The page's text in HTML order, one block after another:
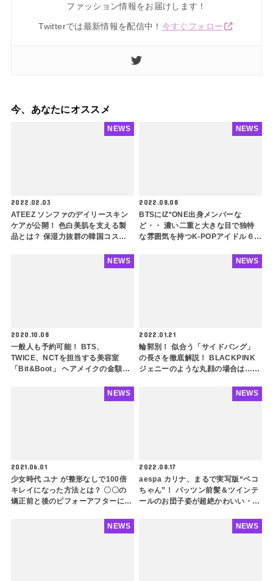
ファッション情報をお届けします！
Twitterでは最新情報を配信中！ 今すぐフォロー
今、あなたにオススメ
2022.02.03
ATEEZ ソンファのデイリースキン
ケアが公開！ 色白美肌を支える製
品とは？ 保湿力抜群の韓国コスメ
NEWS
2022.08.08
BTSにIZ*ONE出身メンバーな
ど・・ 濃い二重と大きな目で独特
な雰囲気を持つK-POPアイドル６
魅力的な目を持つ芸能人をご紹介
NEWS
2020.10.08
一般人も予約可能！ BTS、
TWICE、NCTを担当する美容室
「Bit&Boot」 ヘアメイクの金額
NEWS
2022.01.21
輪郭別！ 似合う「サイドバング」
の長さを徹底解説！ BLACKPINK
ジェニーのような丸顔の場合は…？
を完全カバー！ 韓国ヘアの定番を
NEWS
2021.06.01
少女時代 ユナ が整形なしで100倍
キレイになった方法とは？ 〇〇の
矯正前と後のビフォーアフターにビ
NEWS
2022.08.17
aespa カリナ、まるで実写版“ペコ
ちゃん”！ パッツン前髪＆ツインテ
ールのお団子姿が超絶かわいい・・
NEWS
NEWS NEWS